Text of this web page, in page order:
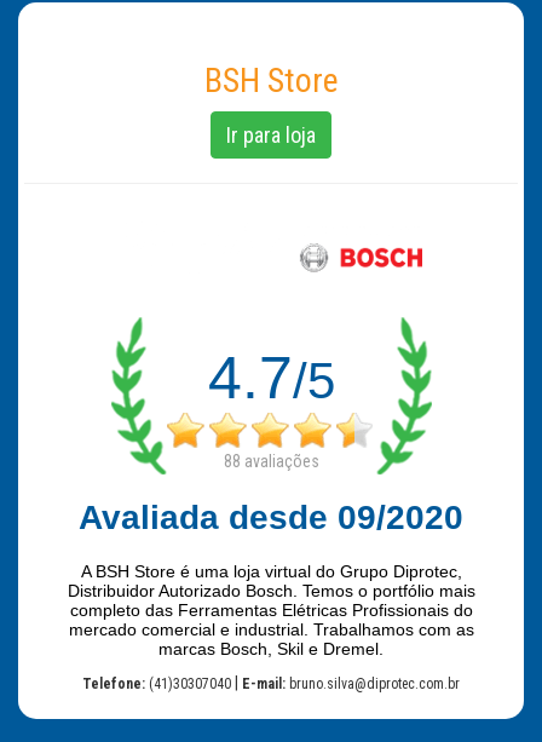
BSH Store
Ir para loja
4.7/5
88 avaliações
Avaliada desde 09/2020
A BSH Store é uma loja virtual do Grupo Diprotec,
Distribuidor Autorizado Bosch. Temos o portfólio mais
completo das Ferramentas Elétricas Profissionais do
mercado comercial e industrial. Trabalhamos com as
marcas Bosch, Skil e Dremel.
Telefone: (41)30307040 E-mail: bruno.silva@diprotec.com.br